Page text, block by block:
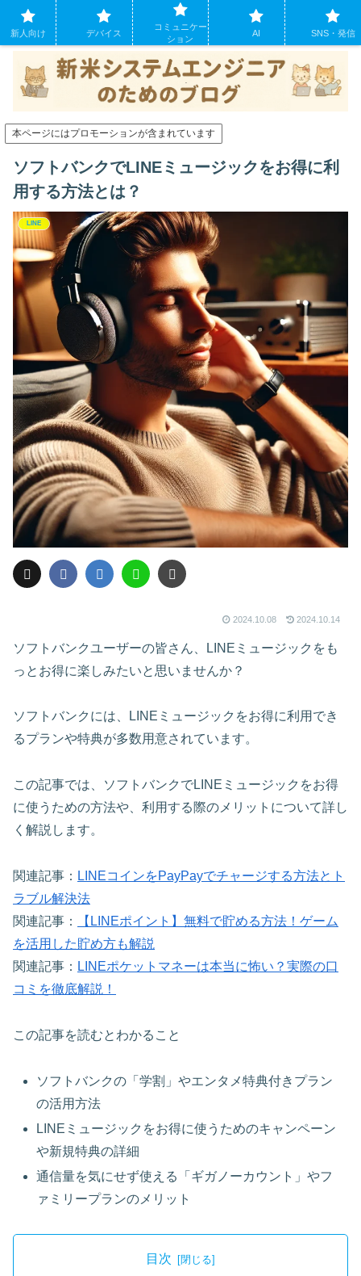
システムエンジニアになったばかりの方のために。現場でよくあるパソコンの
トラブルも
本ページにはプロモーションが含まれています
ソフトバンクでLINEミュージックをお得に利
用する方法とは？
LINE
2024.10.08 2024.10.14
ソフトバンクユーザーの皆さん、LINEミュージックをも
っとお得に楽しみたいと思いませんか？
ソフトバンクには、LINEミュージックをお得に利用でき
るプランや特典が多数用意されています。
この記事では、ソフトバンクでLINEミュージックをお得
に使うための方法や、利用する際のメリットについて詳し
く解説します。
関連記事： LINEコインをPayPayでチャージする方法とト
ラブル解決法
関連記事：
【LINEポイント】無料で貯める方法！ゲーム
を活用した貯め方も解説
関連記事： LINEポケットマネーは本当に怖い？実際の口
コミを徹底解説！
この記事を読むとわかること
ソフトバンクの「学割」やエンタメ特典付きプラン
の活用方法
LINEミュージックをお得に使うためのキャンペーン
や新規特典の詳細
通信量を気にせず使える「ギガノーカウント」やフ
ァミリープランのメリット
目次
新人向け デバイス
コミュニケー
ション
AI SNS・発信